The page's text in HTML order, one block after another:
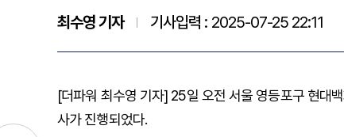
최수영 기자 기사입력 : 2025-07-25 22:11
[더파워 최수영 기자] 25일 오전 서울 영등포구 현대
사가 진행되었다.